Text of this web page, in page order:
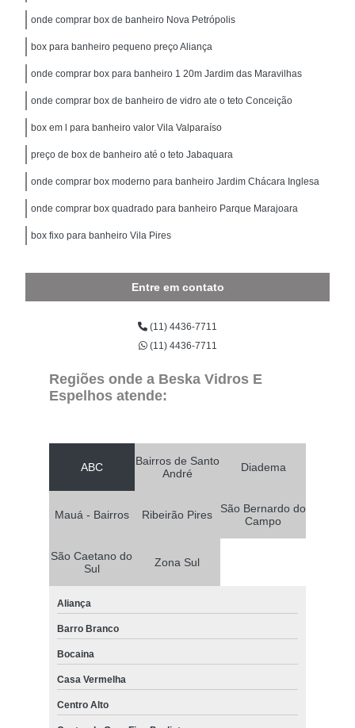
onde comprar box de banheiro Nova Petrópolis
box para banheiro pequeno preço Aliança
onde comprar box para banheiro 1 20m Jardim das Maravilhas
onde comprar box de banheiro de vidro ate o teto Conceição
box em l para banheiro valor Vila Valparaíso
preço de box de banheiro até o teto Jabaquara
onde comprar box moderno para banheiro Jardim Chácara Inglesa
onde comprar box quadrado para banheiro Parque Marajoara
box fixo para banheiro Vila Pires
Entre em contato
(11) 4436-7711
(11) 4436-7711
Regiões onde a Beska Vidros E
Espelhos atende:
ABC
Bairros de Santo
André
Diadema
Mauá - Bairros Ribeirão Pires
São Bernardo do
Campo
São Caetano do
Sul
Zona Sul
Aliança
Barro Branco
Bocaina
Casa Vermelha
Centro Alto